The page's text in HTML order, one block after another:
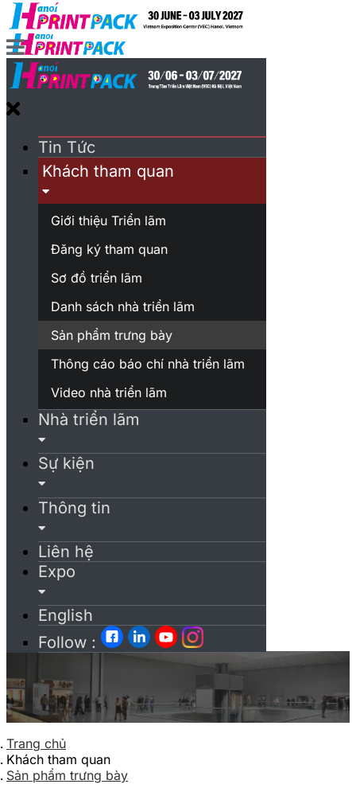
Tin Tức
Khách tham quan
Giới thiệu Triển lãm
Đăng ký tham quan
Sơ đồ triển lãm
Danh sách nhà triển lãm
Sản phẩm trưng bày
Thông cáo báo chí nhà triển lãm
Video nhà triển lãm
Nhà triển lãm
Sự kiện
Thông tin
Liên hệ
Expo
English
Follow :
Trang chủ
Khách tham quan
Sản phẩm trưng bày